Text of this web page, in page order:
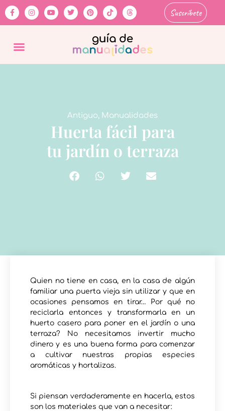
Suscríbete
Antiguo, Manualidades
Huerta fácil para
tu jardín o terraza
Quien no tiene en casa, en la casa de algún
familiar una puerta vieja sin utilizar y que en
ocasiones pensamos en tirar… Por qué no
reciclarla entonces y transformarla en un
huerto casero para poner en el jardín o una
terraza? No necesitamos invertir mucho
dinero y es una buena forma para comenzar
a cultivar nuestras propias especies
aromáticas y hortalizas.
Si piensan verdaderamente en hacerla, estos
son los materiales que van a necesitar: